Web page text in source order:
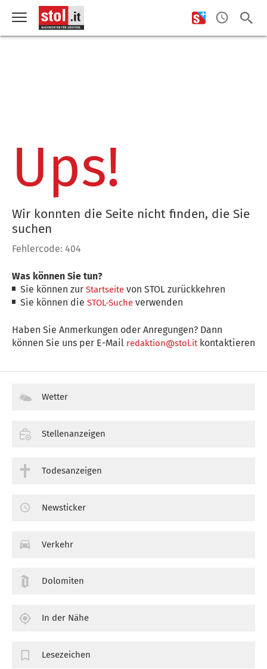
Ups!
Wir konnten die Seite nicht finden, die Sie
suchen
Fehlercode: 404
Was können Sie tun?
Sie können zurStartseite von STOL zurückkehren
Sie können dieSTOL-Suche verwenden
Haben Sie Anmerkungen oder Anregungen? Dann
können Sie uns per E-Mail redaktion@stol.itkontaktieren
Wetter
Stellenanzeigen
Todesanzeigen
Newsticker
Verkehr
Dolomiten
In der Nähe
Lesezeichen